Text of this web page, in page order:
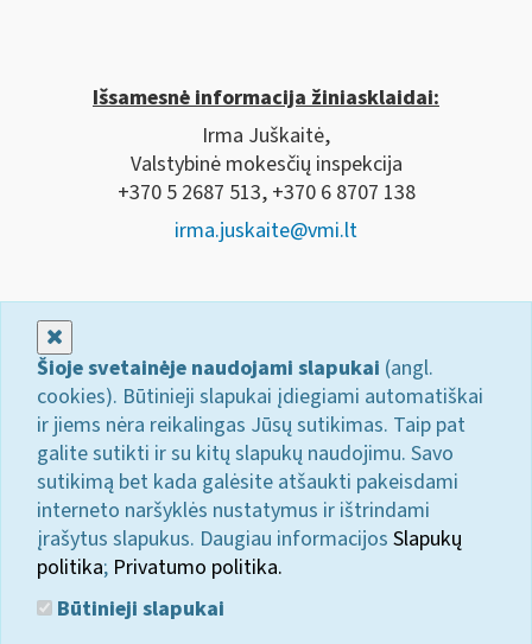
Išsamesnė informacija žiniasklaidai:
Irma Juškaitė,
Valstybinė mokesčių inspekcija
+370 5 2687 513, +370 6 8707 138
irma.juskaite@vmi.lt
Šioje svetainėje naudojami slapukai (angl.
cookies). Būtinieji slapukai įdiegiami automatiškai
ir jiems nėra reikalingas Jūsų sutikimas. Taip pat
galite sutikti ir su kitų slapukų naudojimu. Savo
sutikimą bet kada galėsite atšaukti pakeisdami
interneto naršyklės nustatymus ir ištrindami
įrašytus slapukus. Daugiau informacijos Slapukų
politika; Privatumo politika.
Būtinieji slapukai